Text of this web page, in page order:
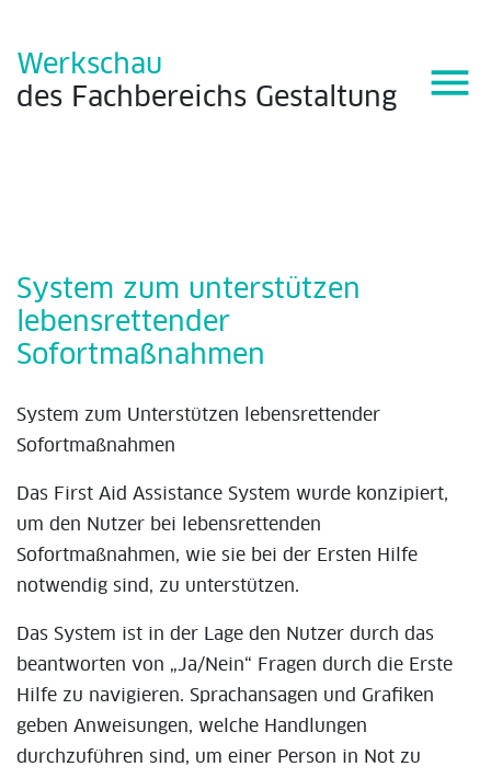
Werkschau
des Fachbereichs Gestaltung menu
System zum unterstützen
lebensrettender
Sofortmaßnahmen
System zum Unterstützen lebensrettender
Sofortmaßnahmen
Das First Aid Assistance System wurde konzipiert,
um den Nutzer bei lebensrettenden
Sofortmaßnahmen, wie sie bei der Ersten Hilfe
notwendig sind, zu unterstützen.
Das System ist in der Lage den Nutzer durch das
beantworten von „Ja/Nein“ Fragen durch die Erste
Hilfe zu navigieren. Sprachansagen und Grafiken
geben Anweisungen, welche Handlungen
durchzuführen sind, um einer Person in Not zu